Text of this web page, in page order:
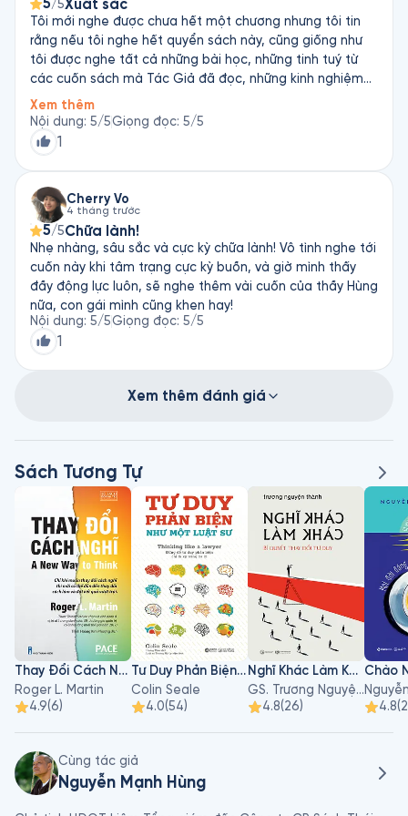
5/5Xuất sắc
Tôi mới nghe được chưa hết một chương nhưng tôi tin
rằng nếu tôi nghe hết quyển sách này, cũng giống như
tôi được nghe tất cả những bài học, những tinh tuý từ
các cuốn sách mà Tác Giả đã đọc, những kinh nghiệm
và kiến thức của Tác Giả. Xin chân trọng cảm ơn Tác
Giả, cảm ơn Fonos, cảm ơn người đọc!
Xem thêm
Nội dung: 5/5Giọng đọc: 5/5
1
Cherry Vo
4 tháng trước
5/5Chữa lành!
Nhẹ nhàng, sâu sắc và cực kỳ chữa lành! Vô tình nghe tới
cuốn này khi tâm trạng cực kỳ buồn, và giờ mình thấy
đầy động lực luôn, sẽ nghe thêm vài cuốn của thầy Hùng
nữa, con gái mình cũng khen hay!
Nội dung: 5/5Giọng đọc: 5/5
1
Xem thêm đánh giá
Sách Tương Tự
Thay Đổi Cách Nghĩ
Roger L. Martin
4.9(6)
Tư Duy Phản Biện Như Một Luật Sư
Colin Seale
4.0(54)
Nghĩ Khác Làm Khác - Bí Quyết Thay Đổi Tư Duy
GS. Trương Nguyện Thành
4.8(26) 4.8(
Cùng tác giả
Nguyễn Mạnh Hùng